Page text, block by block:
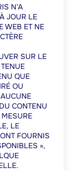
N’A
JOUR LE
WEB ET NE
SUR LE
QUE
OU
CONTENU
LE
FOURNIS
»,